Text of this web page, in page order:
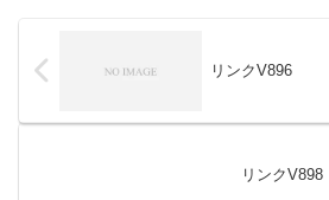
リンクV896
リンクV898